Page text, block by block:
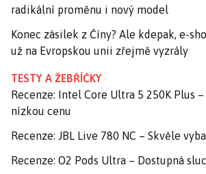
radikální proměnu i nový model
Konec zásilek z Číny? Ale kdepak, e-
už na Evropskou unii zřejmě vyzrály
TESTY A ŽEBŘÍČKY
Recenze: Intel Core Ultra 5 250K Plus
nízkou cenu
Recenze: JBL Live 780 NC – Skvěle
Recenze: O2 Pods Ultra – Dostupná